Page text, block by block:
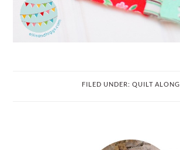
FILED UNDER: QUILT ALONG